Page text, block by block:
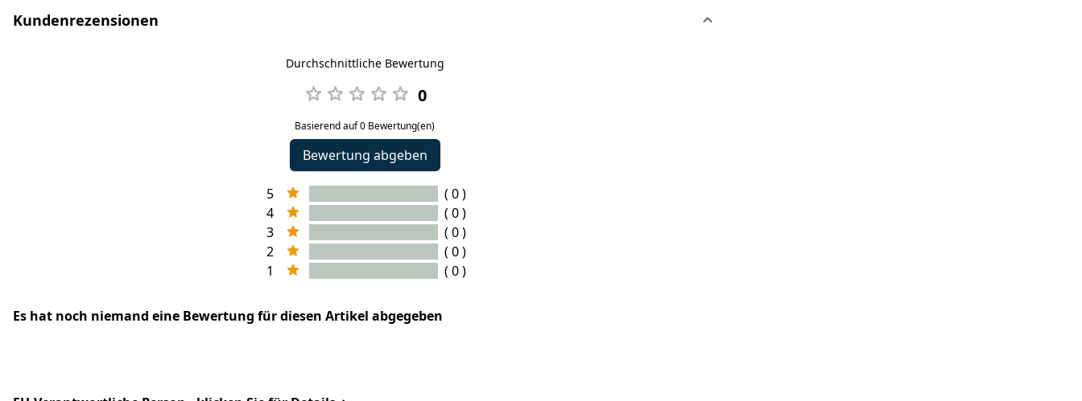
Kundenrezensionen
Durchschnittliche Bewertung
0
Basierend auf 0 Bewertung(en)
Bewertung abgeben
5
( 0 )
4
( 0 )
3
( 0 )
2
( 0 )
1
( 0 )
Es hat noch niemand eine Bewertung für diesen Artikel abgegeben